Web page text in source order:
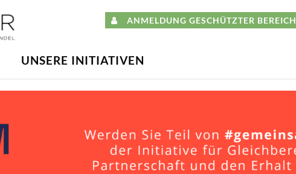
ANMELDUNG GESCHÜTZTER BEREICH
UNSERE INITIATIVEN